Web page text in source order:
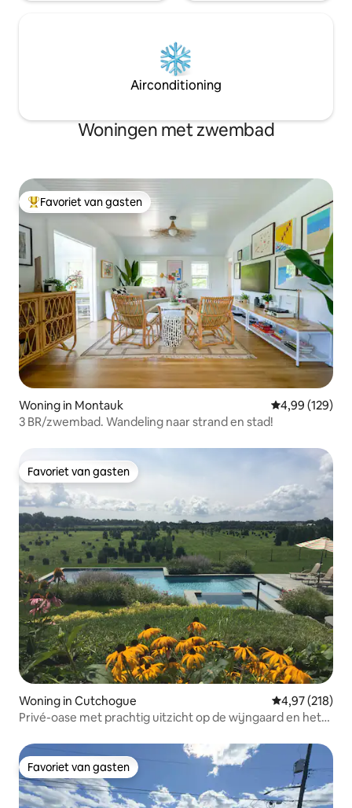
Airconditioning
Woningen met zwembad
Topfavoriet van gasten
Favoriet van gasten
Woning in Montauk Gemiddelde
4,99 (129)
3 BR/zwembad. Wandeling naar strand en stad!
Favoriet van gasten
Favoriet van gasten
Woning in Cutchogue Gemiddelde
4,97 (218)
Privé-oase met prachtig uitzicht op de wijngaard en het
Favoriet van gasten
Favoriet van gasten